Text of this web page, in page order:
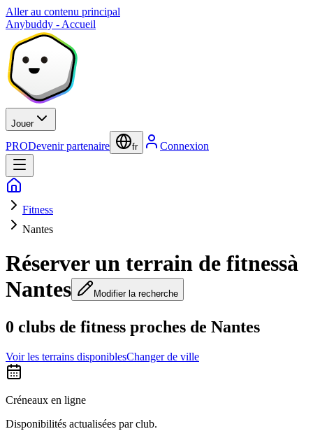
Aller au contenu principal
Anybuddy - Accueil
Jouer
PRODevenir partenaire fr Connexion
Fitness
Nantes
Réserver un terrain de fitnessà
Nantes
Modifier la recherche
0 clubs de fitness proches de Nantes
Voir les terrains disponiblesChanger de ville
Créneaux en ligne
Disponibilités actualisées par club.